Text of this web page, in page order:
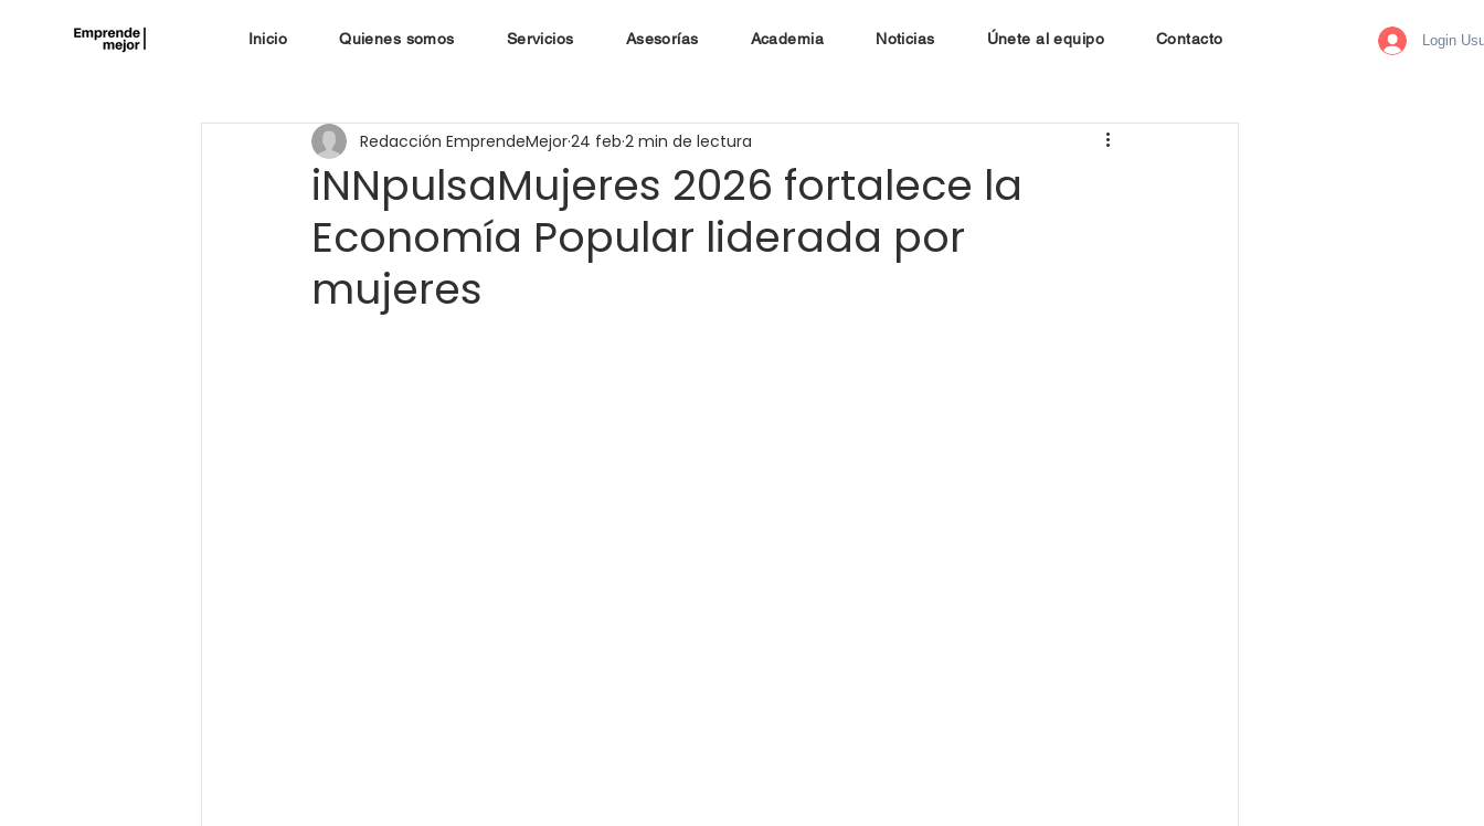
Inicio Quienes somos Servicios Asesorías Academia Noticias Únete al equipo Contacto Login
iNNpulsaMujeres 2026 fortalece la
Economía Popular liderada por
mujeres
Redacción EmprendeMejor24 feb 2 min de lectura